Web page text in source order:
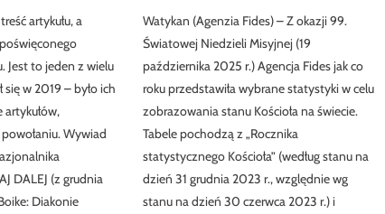
artykułu, a
Jest to jeden z wielu
w 2019 – było ich
artykułów,
Wywiad
DALEJ (z grudnia
Diakonie
Watykan (Agenzia Fides) – Z okazji 99.
Światowej Niedzieli Misyjnej (19
października 2025 r.) Agencja Fides jak co
roku przedstawiła wybrane statystyki w celu
zobrazowania stanu Kościoła na świecie.
Tabele pochodzą z „Rocznika
statystycznego Kościoła” (według stanu na
dzień 31 grudnia 2023 r., względnie wg
stanu na dzień 30 czerwca 2023 r.) i